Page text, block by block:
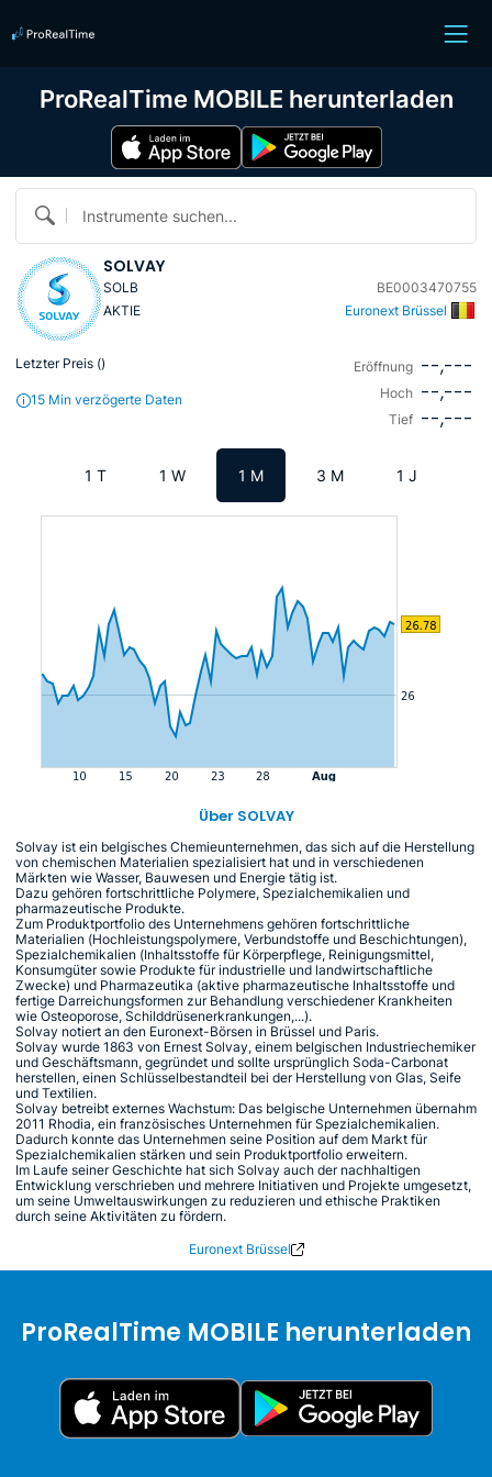
Instrumente suchen...
SOLVAY
SOLB
BE0003470755
AKTIE
Euronext Brüssel
Letzter Preis ()
15 Min verzögerte Daten
Eröffnung --,---
Hoch --,---
Tief --,---
1 T 1 W 1 M 3 M 1 J
Über SOLVAY
Solvay ist ein belgisches Chemieunternehmen, das sich auf die Herstellung
von chemischen Materialien spezialisiert hat und in verschiedenen
Märkten wie Wasser, Bauwesen und Energie tätig ist.
Dazu gehören fortschrittliche Polymere, Spezialchemikalien und
pharmazeutische Produkte.
Zum Produktportfolio des Unternehmens gehören fortschrittliche
Materialien (Hochleistungspolymere, Verbundstoffe und Beschichtungen),
Spezialchemikalien (Inhaltsstoffe für Körperpflege, Reinigungsmittel,
Konsumgüter sowie Produkte für industrielle und landwirtschaftliche
Zwecke) und Pharmazeutika (aktive pharmazeutische Inhaltsstoffe und
fertige Darreichungsformen zur Behandlung verschiedener Krankheiten
wie Osteoporose, Schilddrüsenerkrankungen,...).
Solvay notiert an den Euronext-Börsen in Brüssel und Paris.
Solvay wurde 1863 von Ernest Solvay, einem belgischen Industriechemiker
und Geschäftsmann, gegründet und sollte ursprünglich Soda-Carbonat
herstellen, einen Schlüsselbestandteil bei der Herstellung von Glas, Seife
und Textilien.
Solvay betreibt externes Wachstum: Das belgische Unternehmen übernahm
2011 Rhodia, ein französisches Unternehmen für Spezialchemikalien.
Dadurch konnte das Unternehmen seine Position auf dem Markt für
Spezialchemikalien stärken und sein Produktportfolio erweitern.
Im Laufe seiner Geschichte hat sich Solvay auch der nachhaltigen
Entwicklung verschrieben und mehrere Initiativen und Projekte umgesetzt,
um seine Umweltauswirkungen zu reduzieren und ethische Praktiken
durch seine Aktivitäten zu fördern.
Euronext Brüssel
ProRealTime MOBILE herunterladen
ProRealTime MOBILE herunterladen